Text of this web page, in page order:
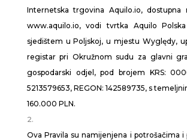
Internetska trgovina Aquilo.io, dostupna
www.aquilo.io, vodi tvrtka Aquilo
sjedištem u Poljskoj, u mjestu Wyględy,
registar pri Okružnom sudu za glavni
gospodarski odjel, pod brojem KRS:
5213579653, REGON: 142589735, s
160.000 PLN.
Ova Pravila su namijenjena i potrošačima